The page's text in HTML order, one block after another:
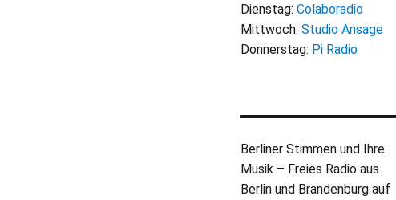
Dienstag: Colaboradio
Mittwoch: Studio Ansage
Donnerstag: Pi Radio
Berliner Stimmen und Ihre
Musik – Freies Radio aus
Berlin und Brandenburg auf